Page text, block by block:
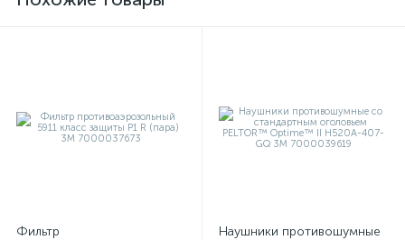
Фильтр
Наушники противошумные